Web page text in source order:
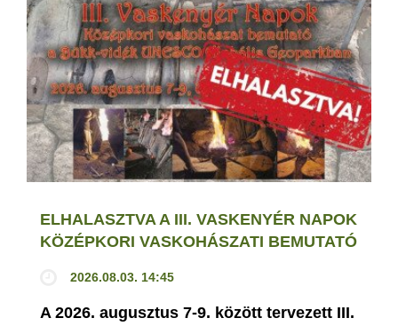
ELHALASZTVA A III. VASKENYÉR NAPOK
KÖZÉPKORI VASKOHÁSZATI BEMUTATÓ
2026.08.03. 14:45
A 2026. augusztus 7-9. között tervezett III.